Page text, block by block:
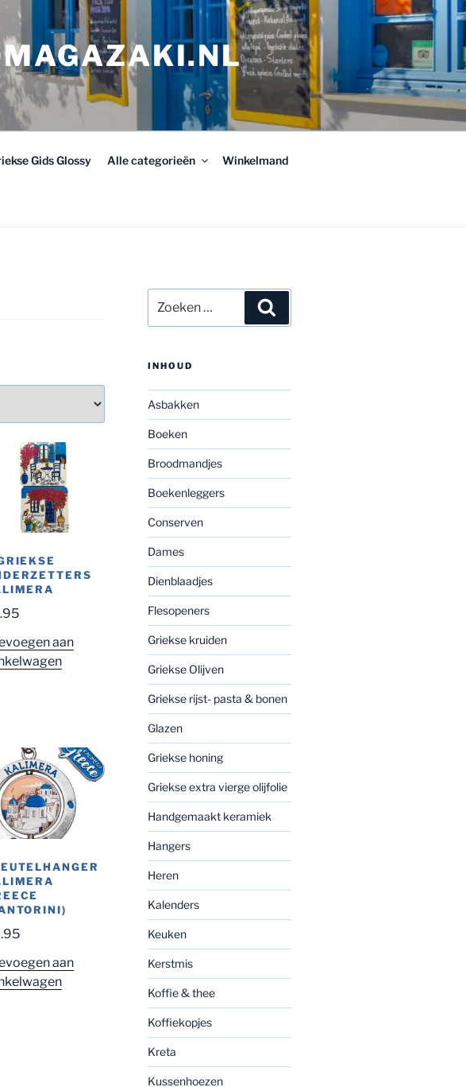
Gids Glossy Alle categorieën Winkelmand
aan
aan
naar:
INHOUD
Asbakken
Boeken
Broodmandjes
Boekenleggers
Conserven
Dames
Dienblaadjes
Flesopeners
Griekse kruiden
Griekse Olijven
Griekse rijst- pasta & bonen
Glazen
Griekse honing
Griekse extra vierge olijfolie
Handgemaakt keramiek
Hangers
Heren
Kalenders
Keuken
Kerstmis
Koffie & thee
Koffiekopjes
Kreta
Kussenhoezen